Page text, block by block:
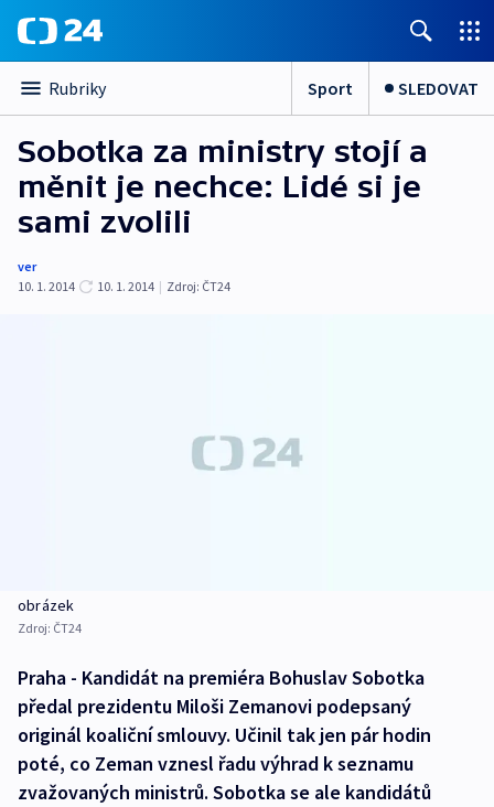
Rubriky Sport SLEDOVAT
Sobotka za ministry stojí a
měnit je nechce: Lidé si je
sami zvolili
ver
10. 1. 2014
10. 1. 2014 | Zdroj: ČT24
obrázek
Zdroj: ČT24
Praha - Kandidát na premiéra Bohuslav Sobotka
předal prezidentu Miloši Zemanovi podepsaný
originál koaliční smlouvy. Učinil tak jen pár hodin
poté, co Zeman vznesl řadu výhrad k seznamu
zvažovaných ministrů. Sobotka se ale kandidátů